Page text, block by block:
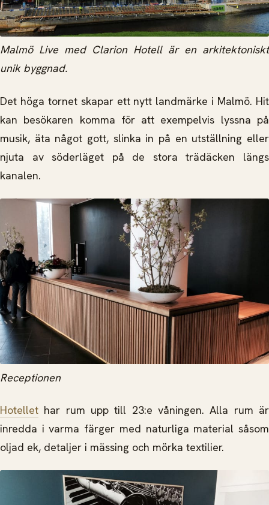
Malmö Live med Clarion Hotell är en arkitektoniskt
unik byggnad.
Det höga tornet skapar ett nytt landmärke i Malmö. Hit
kan besökaren komma för att exempelvis lyssna på
musik, äta något gott, slinka in på en utställning eller
njuta av söderläget på de stora trädäcken längs
kanalen.
Receptionen
Hotellet har rum upp till 23:e våningen. Alla rum är
inredda i varma färger med naturliga material såsom
oljad ek, detaljer i mässing och mörka textilier.